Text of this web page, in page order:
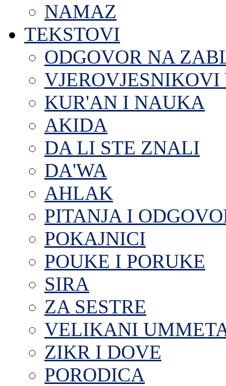
NAMAZ
TEKSTOVI
ODGOVOR NA
VJEROVJESNIKOVI
KUR'AN I NAUKA
AKIDA
DA LI STE ZNALI
DA'WA
AHLAK
PITANJA I
POKAJNICI
POUKE I PORUKE
SIRA
ZA SESTRE
VELIKANI
ZIKR I DOVE
PORODICA